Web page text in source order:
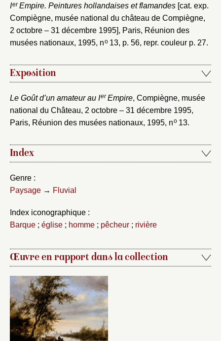
IerEmpire. Peintures hollandaises et flamandes [cat. exp.
Compiègne, musée national du château de Compiègne,
2 octobre – 31 décembre 1995], Paris, Réunion des
musées nationaux, 1995, no13, p. 56, repr. couleur p. 27.
Exposition
Le Goût d’un amateur au IerEmpire, Compiègne, musée
national du Château, 2 octobre – 31 décembre 1995,
Paris, Réunion des musées nationaux, 1995, no13.
Index
Genre :
Paysage → Fluvial
Index iconographique :
Barque ; église ; homme ; pêcheur ; rivière
Œuvre en rapport dans la collection